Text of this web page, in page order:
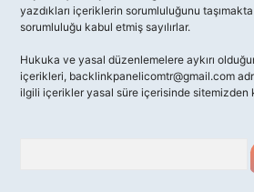
yazdıkları içeriklerin sorumluluğunu
sorumluluğu kabul etmiş sayılırlar.
Hukuka ve yasal düzenlemelere aykırı
içerikleri, backlinkpanelicomtr@gmail.com
ilgili içerikler yasal süre içerisinde sitemizden